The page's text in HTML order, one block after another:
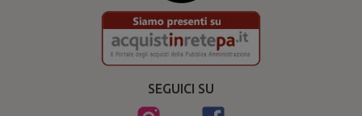
SEGUICI SU